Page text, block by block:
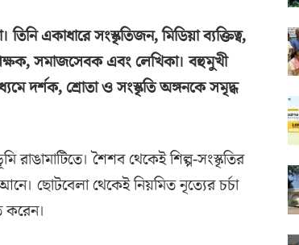
একাধারে সংস্কৃতিজন, মিডিয়া ব্যক্তিত্ব,
সমাজসেবক এবং লেখিকা। বহুমুখী
দর্শক, শ্রোতা ও সংস্কৃতি অঙ্গনকে সমৃদ্ধ
রাঙামাটিতে। শৈশব থেকেই শিল্প-সংস্কৃতির
ছোটবেলা থেকেই নিয়মিত নৃত্যের চর্চা
করেন।